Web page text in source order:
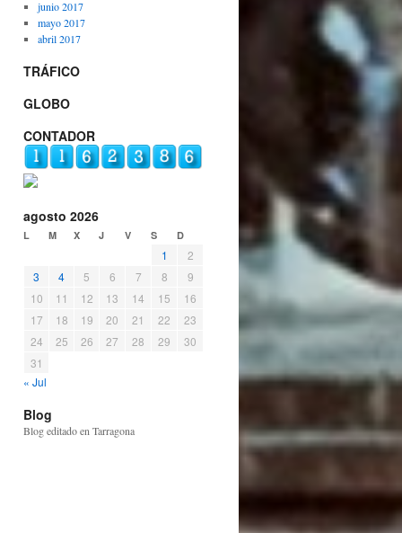
junio 2017
mayo 2017
abril 2017
TRÁFICO
GLOBO
CONTADOR
agosto 2026
L M X J V S D
1
2
3
4 5 6 7 8
9
10
11 12 13 14 15
16
17
18 19 20 21 22
23
24
25 26 27 28 29
30
31
« Jul
Blog
Blog editado en Tarragona